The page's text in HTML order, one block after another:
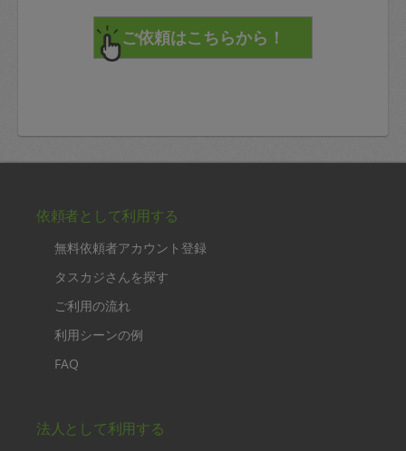
依頼者として利用する
無料依頼者アカウント登録
タスカジさんを探す
ご利用の流れ
利用シーンの例
FAQ
法人として利用する